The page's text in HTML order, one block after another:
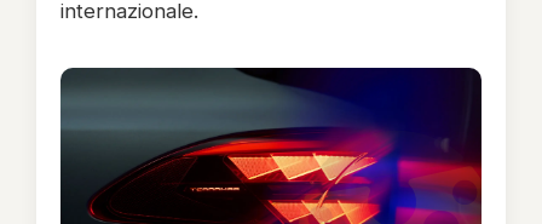
internazionale.